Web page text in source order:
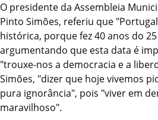
O presidente da Assembleia
Pinto Simões, referiu que
histórica, porque fez 40 anos do
argumentando que esta data é
"trouxe-nos a democracia e a
Simões, "dizer que hoje vivemos
pura ignorância", pois "viver em
maravilhoso".